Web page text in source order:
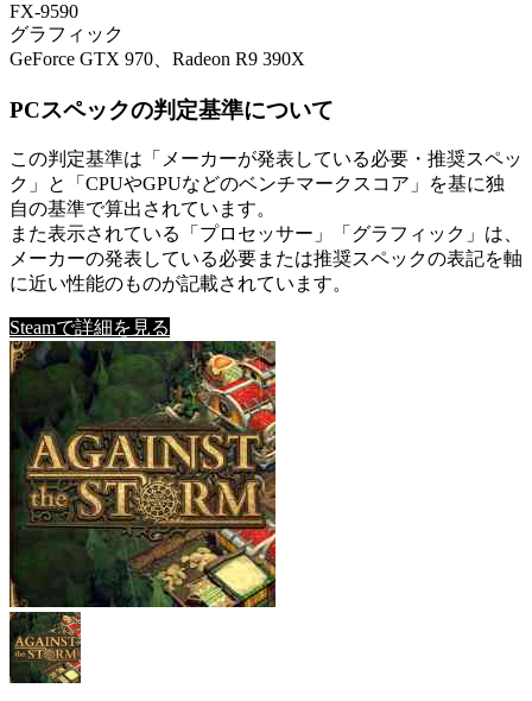
FX-9590
グラフィック
GeForce GTX 970、Radeon R9 390X
PCスペックの判定基準について
この判定基準は「メーカーが発表している必要・推奨スペッ
ク」と「CPUやGPUなどのベンチマークスコア」を基に独
自の基準で算出されています。
また表示されている「プロセッサー」「グラフィック」は、
メーカーの発表している必要または推奨スペックの表記を軸
に近い性能のものが記載されています。
Steamで詳細を見る